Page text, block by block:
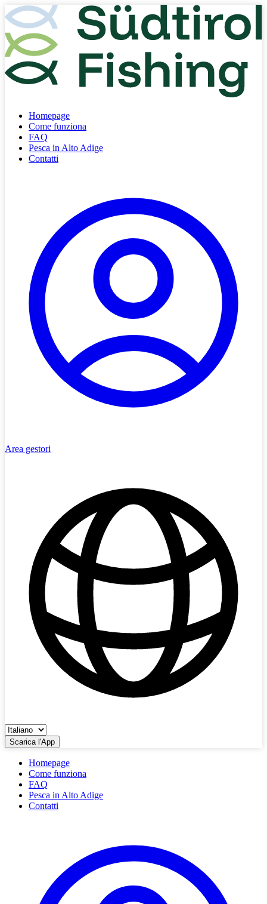
Homepage
Come funziona
FAQ
Pesca in Alto Adige
Contatti
Area gestori
Scarica l'App
Homepage
Come funziona
FAQ
Pesca in Alto Adige
Contatti